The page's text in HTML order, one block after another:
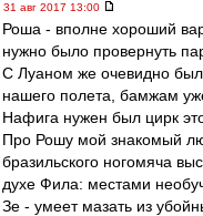
31 авг 2017 13:00
Роша - вполне хороший
нужно было провернуть
С Луаном же очевидно
нашего полета, бамжам
Нафига нужен был цирк
Про Рошу мой знакомый
бразильского ногомяча
духе Фила: местами
Зе - умеет мазать из